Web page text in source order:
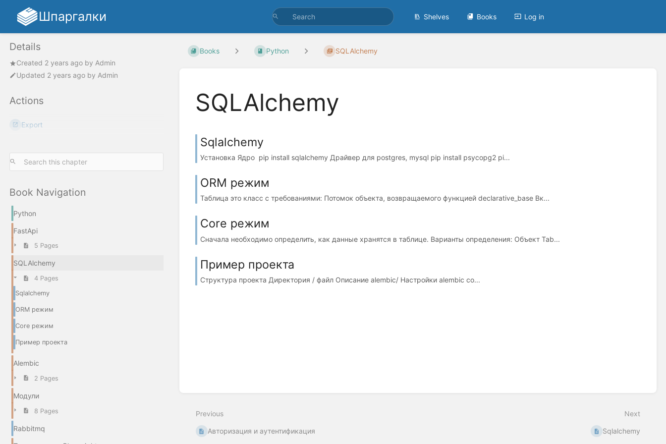
Шпаргалки Shelves Books Log in
Details
Created 2 years ago by Admin
Updated 2 years ago by Admin
Actions
Export
Book Navigation
Python
FastApi
5 Pages
SQLAlchemy
4 Pages
Sqlalchemy
ORM режим
Core режим
Пример проекта
Alembic
2 Pages
Модули
8 Pages
Rabbitmq
Books Python SQLAlchemy
SQLAlchemy
Sqlalchemy
Установка Ядро pip install sqlalchemy Драйвер для postgres, mysql pip install psycopg2 pi...
ORM режим
Таблица это класс с требованиями: Потомок объекта, возвращаемого функцией declarative_base Вк...
Core режим
Сначала необходимо определить, как данные хранятся в таблице. Варианты определения: Объект Tab...
Пример проекта
Структура проекта Директория / файл Описание alembic/ Настройки alembic co...
Previous
Авторизация и аутентификация
Next
Sqlalchemy